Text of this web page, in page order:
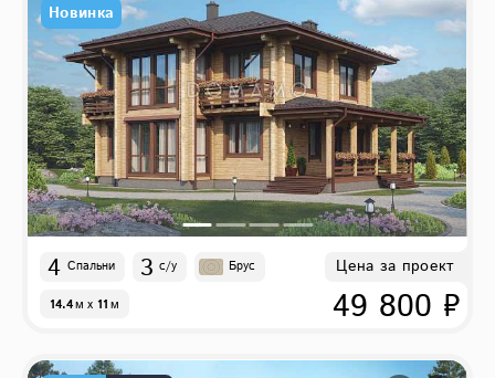
Новинка
4 Спальни 3 с/у Брус
14.4м x 11м
Цена за проект
49 800 ₽